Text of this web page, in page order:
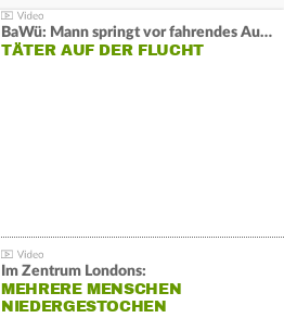
BaWü: Mann springt vor fahrendes Auto und schießt
TÄTER AUF DER FLUCHT
Im Zentrum Londons:
MEHRERE MENSCHEN
NIEDERGESTOCHEN